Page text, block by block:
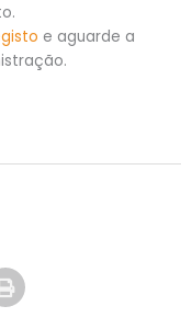
e aguarde a